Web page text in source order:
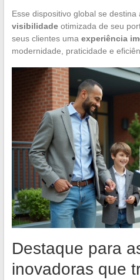
Esse dispositivo global se
visibilidadeotimizada de seu
seus clientes uma experiência
modernidade, praticidade e
Destaque para
inovadoras que